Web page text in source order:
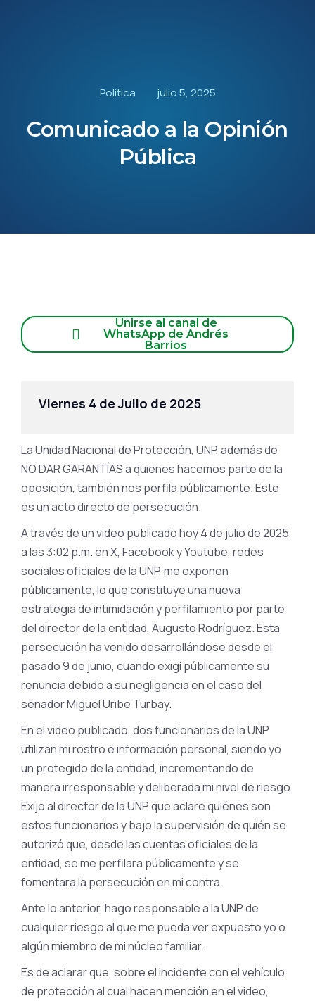
Política julio 5, 2025
Comunicado a la Opinión
Pública
Unirse al canal de
WhatsApp de Andrés
Barrios
Viernes 4 de Julio de 2025
La Unidad Nacional de Protección, UNP, además de
NO DAR GARANTÍAS a quienes hacemos parte de la
oposición, también nos perfila públicamente. Este
es un acto directo de persecución.
A través de un video publicado hoy 4 de julio de 2025
a las 3:02 p.m. en X, Facebook y Youtube, redes
sociales oficiales de la UNP, me exponen
públicamente, lo que constituye una nueva
estrategia de intimidación y perfilamiento por parte
del director de la entidad, Augusto Rodríguez. Esta
persecución ha venido desarrollándose desde el
pasado 9 de junio, cuando exigí públicamente su
renuncia debido a su negligencia en el caso del
senador Miguel Uribe Turbay.
En el video publicado, dos funcionarios de la UNP
utilizan mi rostro e información personal, siendo yo
un protegido de la entidad, incrementando de
manera irresponsable y deliberada mi nivel de riesgo.
Exijo al director de la UNP que aclare quiénes son
estos funcionarios y bajo la supervisión de quién se
autorizó que, desde las cuentas oficiales de la
entidad, se me perfilara públicamente y se
fomentara la persecución en mi contra.
Ante lo anterior, hago responsable a la UNP de
cualquier riesgo al que me pueda ver expuesto yo o
algún miembro de mi núcleo familiar.
Es de aclarar que, sobre el incidente con el vehículo
de protección al cual hacen mención en el video,